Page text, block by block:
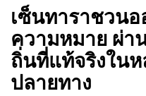
เซ็นทาราชวน
ความหมาย ผ่า
ถิ่นที่แท้จริงใน
ปลายทาง